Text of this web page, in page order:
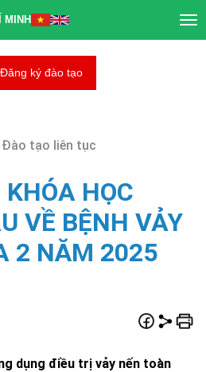
MINH
Đăng ký đào tạo
tạo liên tục
HỌC
VỀ BỆNH VẢY
2 NĂM 2025
dụng điều trị vảy nến toàn